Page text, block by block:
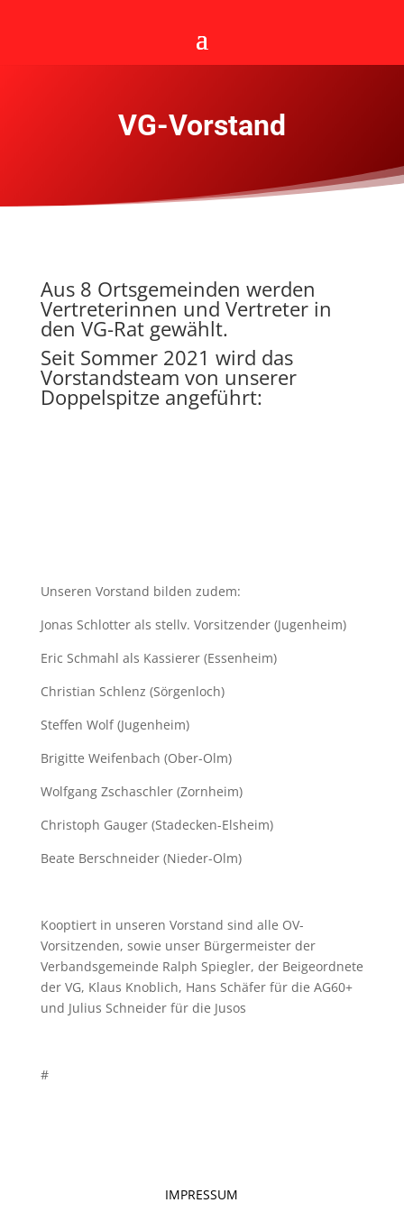
VG-Vorstand
Aus 8 Ortsgemeinden werden
Vertreterinnen und Vertreter in
den VG-Rat gewählt.
Seit Sommer 2021 wird das
Vorstandsteam von unserer
Doppelspitze angeführt:
Unseren Vorstand bilden zudem:
Jonas Schlotter als stellv. Vorsitzender (Jugenheim)
Eric Schmahl als Kassierer (Essenheim)
Christian Schlenz (Sörgenloch)
Steffen Wolf (Jugenheim)
Brigitte Weifenbach (Ober-Olm)
Wolfgang Zschaschler (Zornheim)
Christoph Gauger (Stadecken-Elsheim)
Beate Berschneider (Nieder-Olm)
Kooptiert in unseren Vorstand sind alle OV-
Vorsitzenden, sowie unser Bürgermeister der
Verbandsgemeinde Ralph Spiegler, der Beigeordnete
der VG, Klaus Knoblich, Hans Schäfer für die AG60+
und Julius Schneider für die Jusos
#
IMPRESSUM